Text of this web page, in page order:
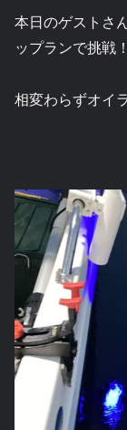
本日のゲストさ
ップランで挑戦！
相変わらずオイ